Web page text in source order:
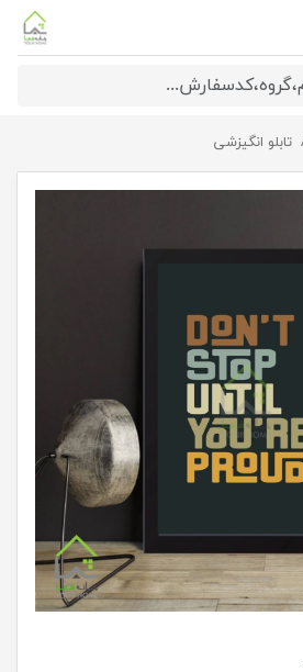
تابلو انگیزشی